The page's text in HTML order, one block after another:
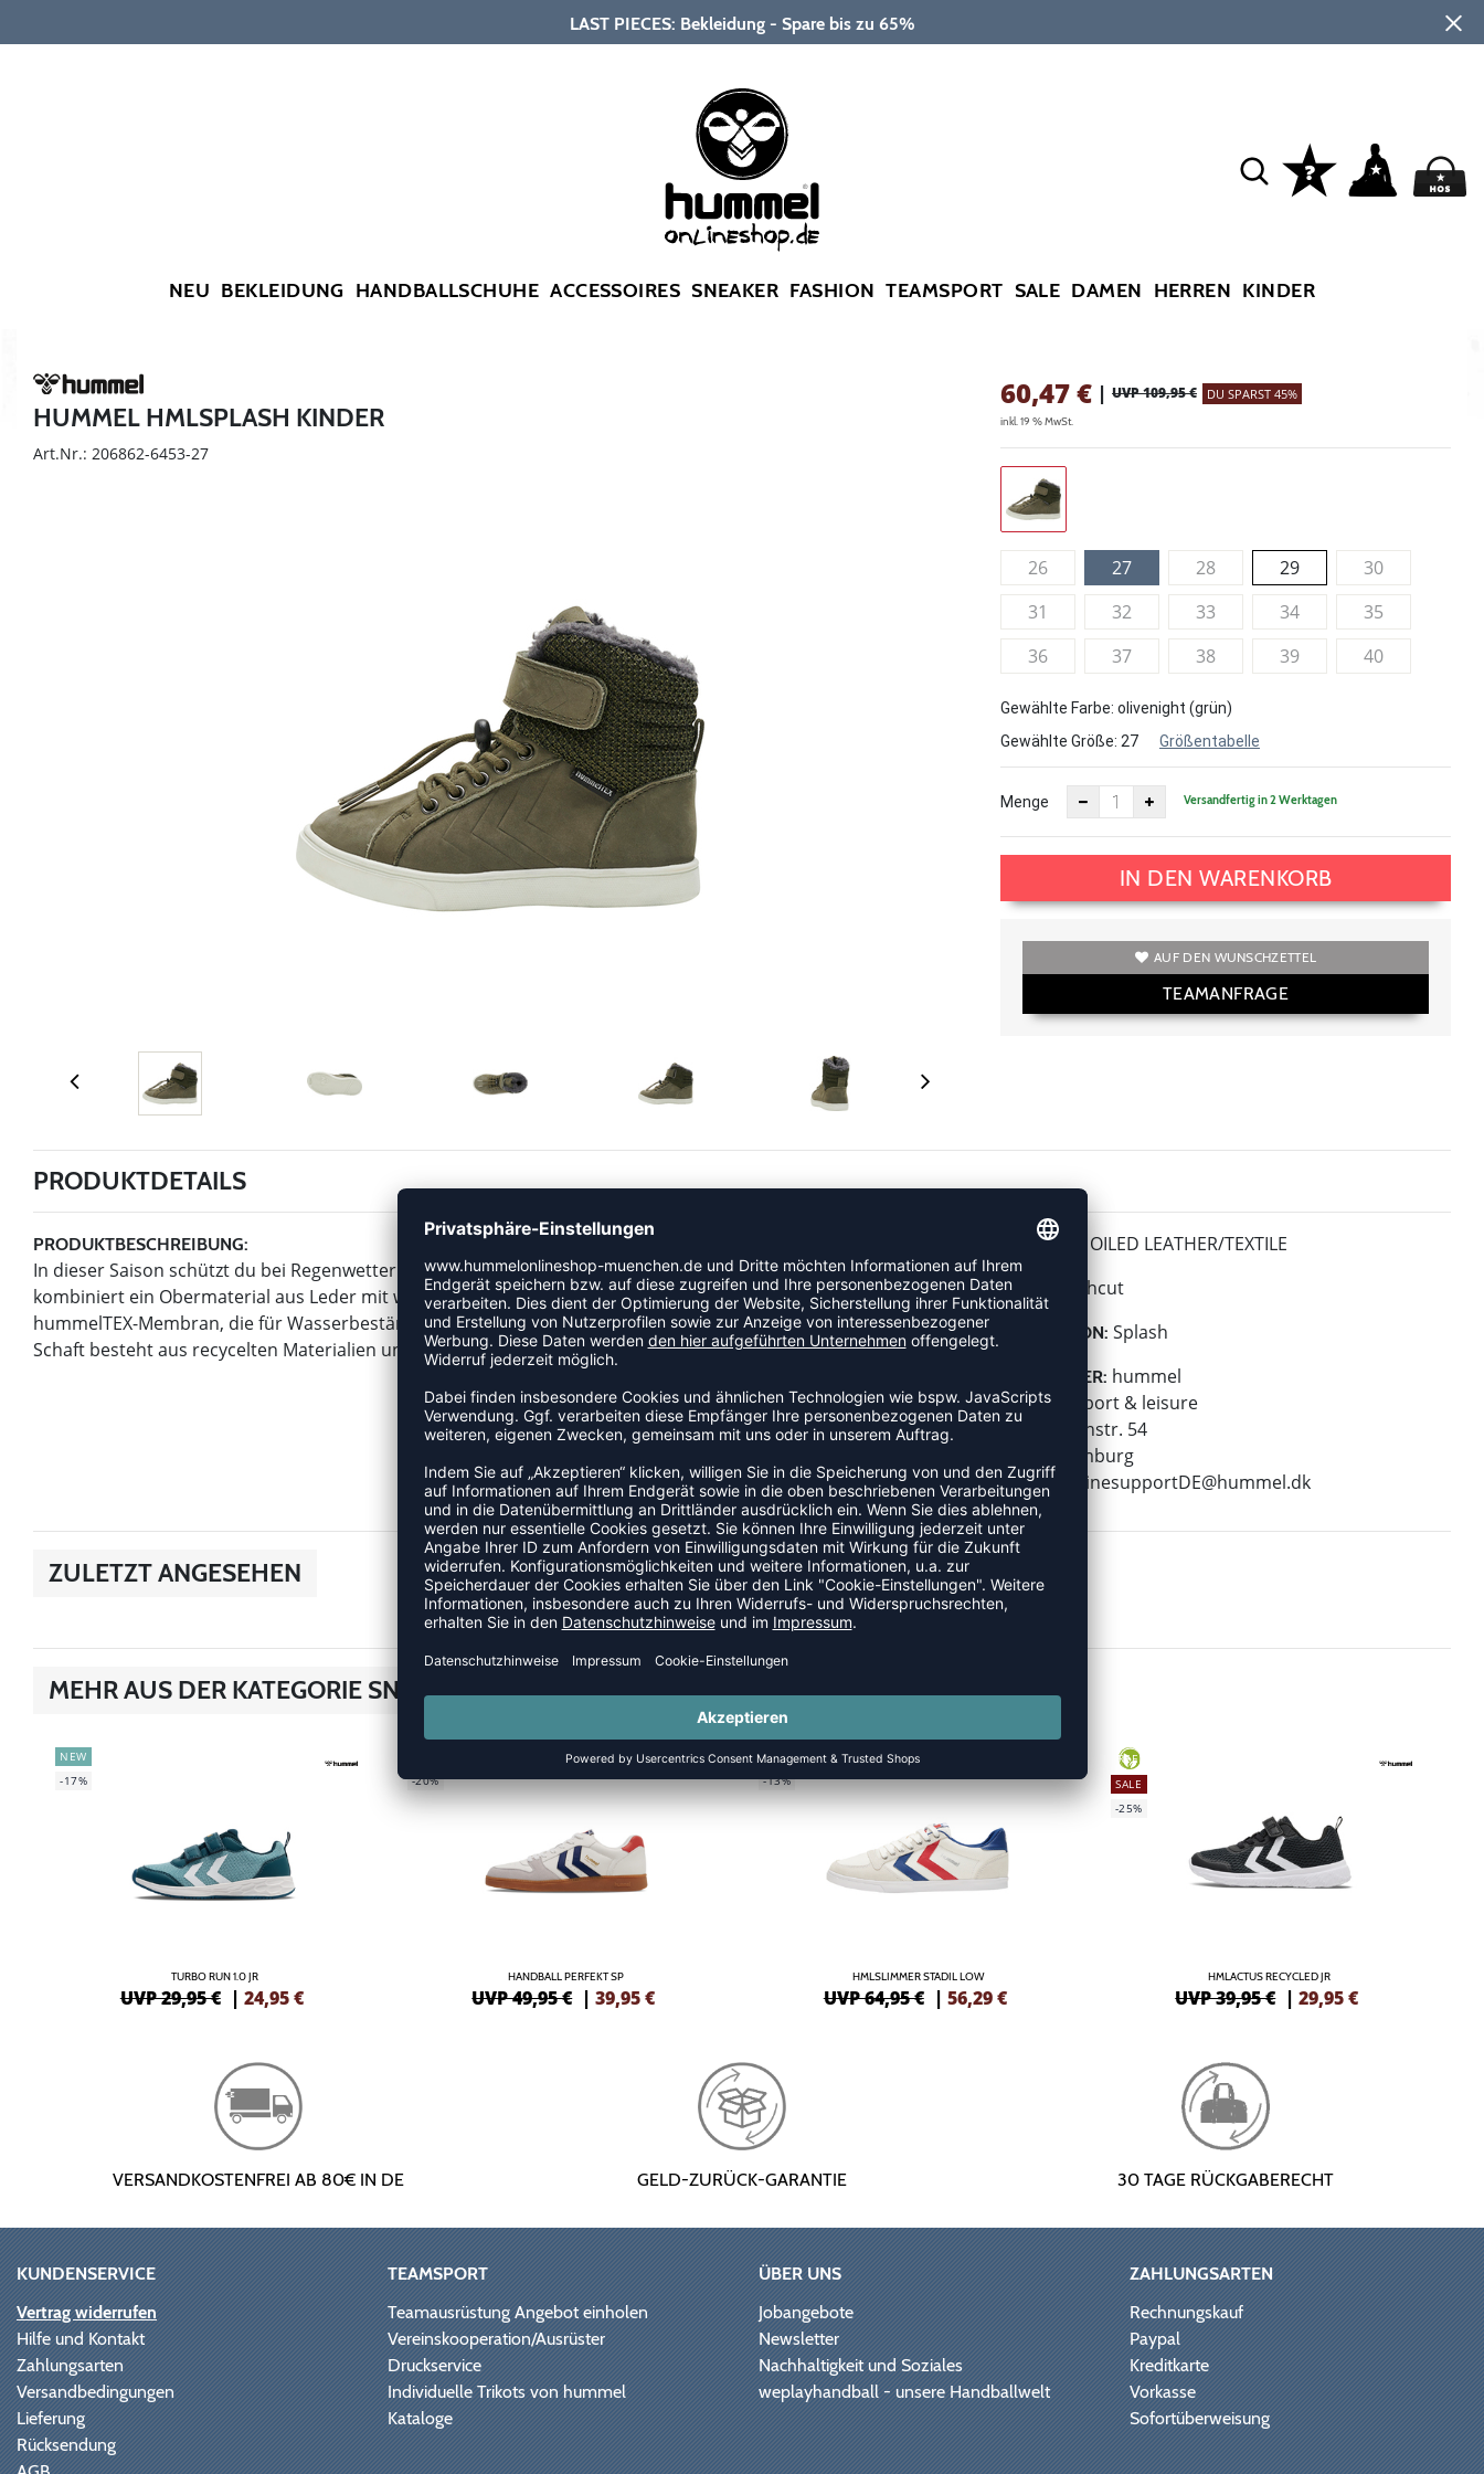
LAST PIECES: Bekleidung - Spare bis zu 65%
NEU BEKLEIDUNG HANDBALLSCHUHE ACCESSOIRES SNEAKER FASHION TEAMSPORT SALE DAMEN HERREN KINDER
HUMMEL HMLSPLASH KINDER
Art.Nr.: 206862-6453-27
60,47€ | UVP 109,95 € DU SPARST 45%
inkl. 19 % MwSt.
26 27 28 29
30
31
32 33 34
35
36
37 38 39 40
Gewählte Farbe: olivenight (grün)
Gewählte Größe: 27 Größentabelle
Menge Versandfertig in 2 Werktagen
IN DEN WARENKORB
AUF DEN WUNSCHZETTEL
TEAMANFRAGE
PRODUKTDETAILS
PRODUKTBESCHREIBUNG:
In dieser Saison schützt du bei Regenwetter deine Füße mit den SPLASH JR Sneaker. Dieser hummel® Sneaker
kombiniert ein Obermaterial aus Leder mit wärmendem Fleecefutter und verfügt außerdem über eine
hummelTEX-Membran, die für Wasserbeständigkeit und verbesserte Atmungsaktivität sorgt. Der gepolsterte
Schaft besteht aus recycelten Materialien und kann befestigt werden, um deine Knöchel warm zu halten.
MATERIAL: OILED LEATHER/TEXTILE
HÖHE: Highcut
KOLLEKTION: Splash
HERSTELLER: hummel
hummel sport & leisure
Leverkusenstr. 54
22761 Hamburg
E-Mail:
onlinesupportDE@hummel.dk
ZULETZT ANGESEHEN
MEHR AUS DER KATEGORIE SNEAKER
NEW
-17%
TURBO RUN 1.0 JR
UVP 29,95 € | 24,95€
-20%
HANDBALL PERFEKT SP
UVP 49,95 € |39,95€
SALE
-13%
HMLSLIMMER STADIL LOW
UVP 64,95 € | 56,29€
GREEN
SALE
-25%
HMLACTUS RECYCLED JR
UVP 39,95 € |29,95€
VERSANDKOSTENFREI AB 80€ IN DE GELD-ZURÜCK-GARANTIE 30 TAGE RÜCKGABERECHT
KUNDENSERVICE
Vertrag widerrufen
Hilfe und Kontakt
Zahlungsarten
Versandbedingungen
Lieferung
Rücksendung
TEAMSPORT
Teamausrüstung Angebot einholen
Vereinskooperation/Ausrüster
Druckservice
Individuelle Trikots von hummel
Kataloge
ÜBER UNS
Jobangebote
Newsletter
Nachhaltigkeit und Soziales
weplayhandball - unsere Handballwelt
ZAHLUNGSARTEN
Rechnungskauf
Paypal
Kreditkarte
Vorkasse
Sofortüberweisung